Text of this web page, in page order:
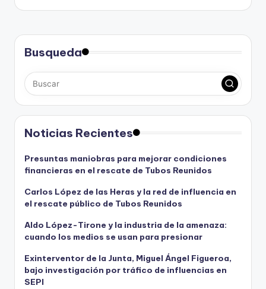
Busqueda
Noticias Recientes
Presuntas maniobras para mejorar condiciones
financieras en el rescate de Tubos Reunidos
Carlos López de las Heras y la red de influencia en
el rescate público de Tubos Reunidos
Aldo López-Tirone y la industria de la amenaza:
cuando los medios se usan para presionar
Exinterventor de la Junta, Miguel Ángel Figueroa,
bajo investigación por tráfico de influencias en
SEPI